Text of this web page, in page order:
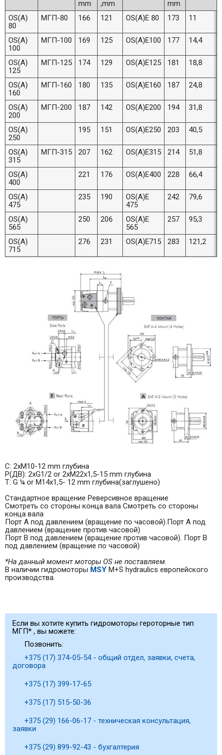
mm
,mm
mm
OS(A)
80
МГП-80 166 121 OS(A)E 80 173 11
OS(A)
100
МГП-100 169 125 OS(A)E100 177 14,4
OS(A)
125
МГП-125 174 129 OS(A)E125 181 18,8
OS(A)
160
МГП-160 180 135 OS(A)E160 187 24,8
OS(A)
200
МГП-200 187 142 OS(A)E200 194 31,8
OS(A)
250
195 151 OS(A)E250 203 40,5
OS(A)
315
МГП-315 207 162 OS(A)E315 214 51,8
OS(A)
400
221 176 OS(A)E400 228 66,4
OS(A)
475
235 190
OS(A)E
475
242 79,6
OS(A)
565
250 206
OS(A)E
565
257 95,3
OS(A)
715
276 231 OS(A)E715 283 121,2
С: 2xM10-12 mm глубина
Р(ДВ): 2xG1/2 or 2xM22x1,5-15 mm глубина
T: G ¼ or M14x1,5- 12 mm глубина(заглушено)
Стандартное вращение Реверсивное вращение
Смотреть со стороны конца вала Смотреть со стороны
конца вала
Порт А под давлением (вращение по часовой).Порт А под
давлением (вращение против часовой)
Порт В под давлением (вращение против часовой). Порт В
под давлением (вращение по часовой)
*На данный момент моторы OS не поставляем.
В наличии гидромоторы MSY M+S hydraulics европейского
производства.
Если вы хотите купить гидромоторы героторные тип
МГП* , вы можете:
Позвонить:
+375 (17) 374-05-54 - общий отдел, заявки, счета,
договора
+375 (17) 399-17-65
+375 (17) 515-50-36
+375 (29) 166-06-17 - техническая консультация,
заявки
+375 (29) 899-92-43 - бухгалтерия